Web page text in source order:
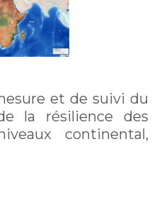
et de suivi du
la résilience des
continental,